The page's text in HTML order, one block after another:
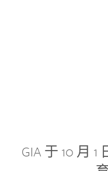
GIA 于 10 月